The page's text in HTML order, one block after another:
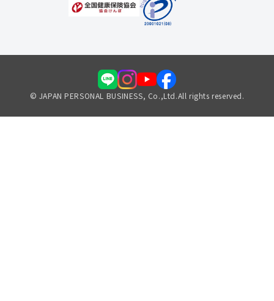
© JAPAN PERSONAL BUSINESS, Co.,Ltd.All rights reserved.